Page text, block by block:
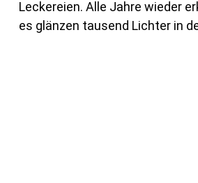
Leckereien. Alle Jahre wieder
es glänzen tausend Lichter in